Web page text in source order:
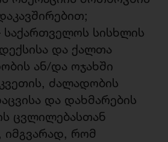
საქართველოს სისხლის
და ქალთა
ან/და ოჯახში
ძალადობის
და დახმარების
ცვლილებასთან
იმგვარად, რომ